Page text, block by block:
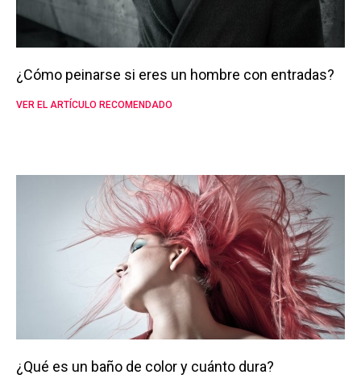
¿Cómo peinarse si eres un hombre con entradas?
VER EL ARTÍCULO RECOMENDADO
¿Qué es un baño de color y cuánto dura?